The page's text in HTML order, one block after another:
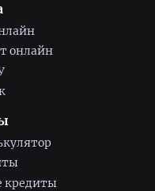
онлайн
кредиты